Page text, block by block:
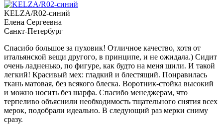
KELZA/R02-синий
Елена Сергеевна
Санкт-Петербург
Спасибо большое за пуховик! Отличное качество, хотя от
итальянской вещи другого, в принципе, и не ожидала.) Сидит
очень ладненько, по фигуре, как будто на меня шили. И такой
легкий! Красивый мех: гладкий и блестящий. Понравилась
ткань матовая, без всякого блеска. Воротник-стойка высокий
и можно носить без шарфа. Спасибо менеджерам, что
терпеливо объяснили необходимость тщательного снятия всех
мерок, подобрали идеально. В следующий раз мерки сниму
сразу.